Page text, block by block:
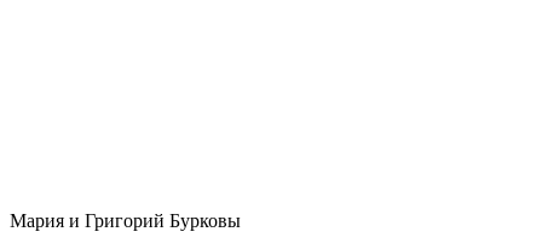
Мария и Григорий Бурковы